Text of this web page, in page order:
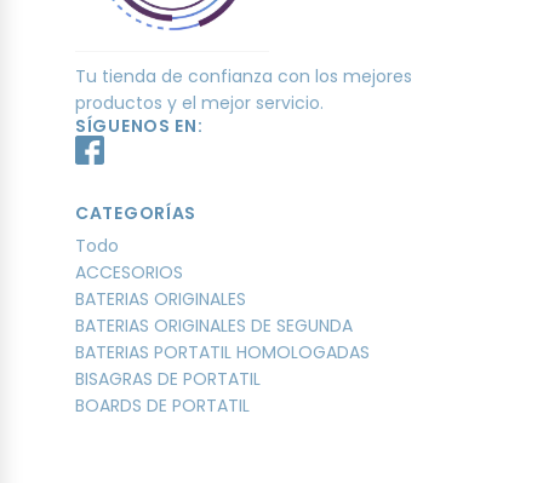
Tu tienda de confianza con los mejores
productos y el mejor servicio.
SÍGUENOS EN:
CATEGORÍAS
Todo
ACCESORIOS
BATERIAS ORIGINALES
BATERIAS ORIGINALES DE SEGUNDA
BATERIAS PORTATIL HOMOLOGADAS
BISAGRAS DE PORTATIL
BOARDS DE PORTATIL